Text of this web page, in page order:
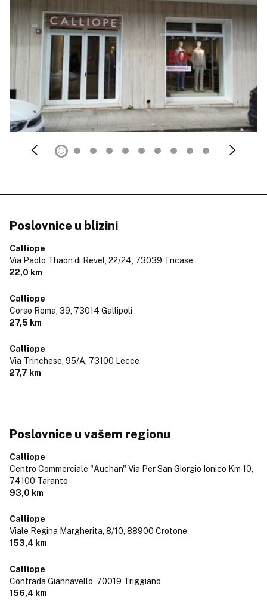
Poslovnice u blizini
Calliope
Via Paolo Thaon di Revel, 22/24, 73039 Tricase
22,0 km
Calliope
Corso Roma, 39, 73014 Gallipoli
27,5 km
Calliope
Via Trinchese, 95/A, 73100 Lecce
27,7 km
Poslovnice u vašem regionu
Calliope
Centro Commerciale "Auchan" Via Per San Giorgio Ionico Km 10,
74100 Taranto
93,0 km
Calliope
Viale Regina Margherita, 8/10, 88900 Crotone
153,4 km
Calliope
Contrada Giannavello, 70019 Triggiano
156,4 km